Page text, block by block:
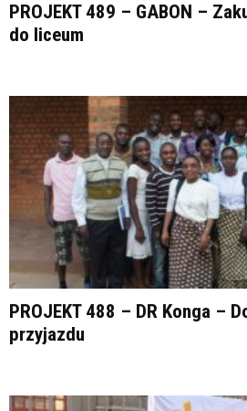
PROJEKT 489 – GABON –
do liceum
PROJEKT 488 – DR Konga –
przyjazdu